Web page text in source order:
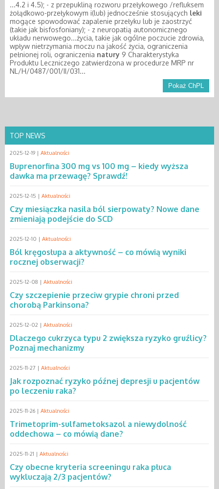
...4.2 i 4.5); - z przepukliną rozworu przełykowego /refluksem
żołądkowo-przełykowym i(lub) jednocześnie stosujących leki
mogące spowodować zapalenie przełyku lub je zaostrzyć
(takie jak bisfosfoniany); - z neuropatią autonomicznego
układu nerwowego...życia, takie jak ogólne poczucie zdrowia,
wpływ nietrzymania moczu na jakość życia, ograniczenia
pełnionej roli, ograniczenia natury 9 Charakterystyka
Produktu Leczniczego zatwierdzona w procedurze MRP nr
NL/H/0487/001/II/031...
Pokaż ChPL
TOP NEWS
2025-12-19 | Aktualności
Buprenorfina 300 mg vs 100 mg – kiedy wyższa
dawka ma przewagę? Sprawdź!
2025-12-15 | Aktualności
Czy miesiączka nasila ból sierpowaty? Nowe dane
zmieniają podejście do SCD
2025-12-10 | Aktualności
Ból kręgosłupa a aktywność – co mówią wyniki
rocznej obserwacji?
2025-12-08 | Aktualności
Czy szczepienie przeciw grypie chroni przed
chorobą Parkinsona?
2025-12-02 | Aktualności
Dlaczego cukrzyca typu 2 zwiększa ryzyko gruźlicy?
Poznaj mechanizmy
2025-11-27 | Aktualności
Jak rozpoznać ryzyko późnej depresji u pacjentów
po leczeniu raka?
2025-11-26 | Aktualności
Trimetoprim-sulfametoksazol a niewydolność
oddechowa – co mówią dane?
2025-11-21 | Aktualności
Czy obecne kryteria screeningu raka płuca
wykluczają 2/3 pacjentów?